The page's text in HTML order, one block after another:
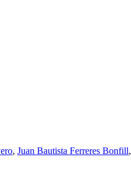
, Juan Bautista Ferreres Bonfill,